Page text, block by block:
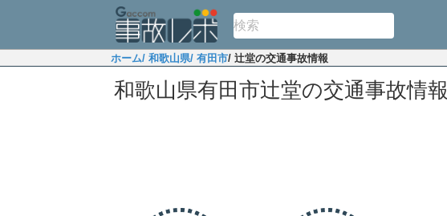
ホーム/ 和歌山県/ 有田市/ 辻堂の交通事故情報
和歌山県有田市辻堂の交通事故情報